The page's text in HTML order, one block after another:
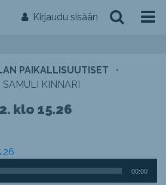
Kirjaudu sisään
PAIKALLISUUTISET
•
SAMULI KINNARI
klo 15.26
00:00